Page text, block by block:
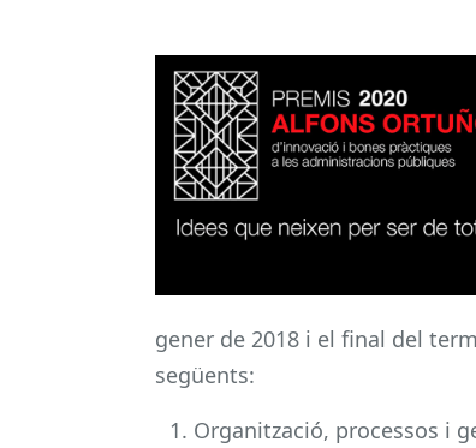
gener de 2018 i el final del
següents:
Organització, processos i